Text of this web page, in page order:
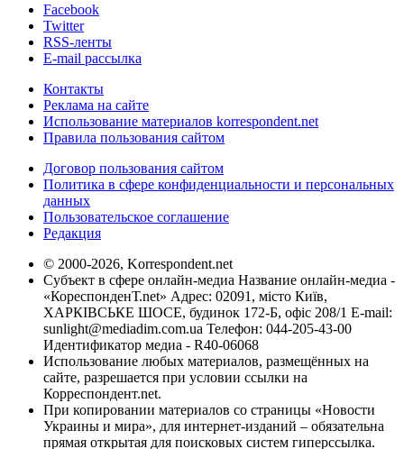
Facebook
Twitter
RSS-ленты
E-mail рассылка
Контакты
Реклама на сайте
Использование материалов korrespondent.net
Правила пользования сайтом
Договор пользования сайтом
Политика в сфере конфиденциальности и персональных
данных
Пользовательское соглашение
Редакция
© 2000-2026, Korrespondent.net
Субъект в сфере онлайн-медиа Название онлайн-медиа -
«КореспонденТ.net» Адрес: 02091, місто Київ,
ХАРКІВСЬКЕ ШОСЕ, будинок 172-Б, офіс 208/1 E-mail:
sunlight@mediadim.com.ua Телефон: 044-205-43-00
Идентификатор медиа - R40-06068
Использование любых материалов, размещённых на
сайте, разрешается при условии ссылки на
Корреспондент.net.
При копировании материалов со страницы «Новости
Украины и мира», для интернет-изданий – обязательна
прямая открытая для поисковых систем гиперссылка.